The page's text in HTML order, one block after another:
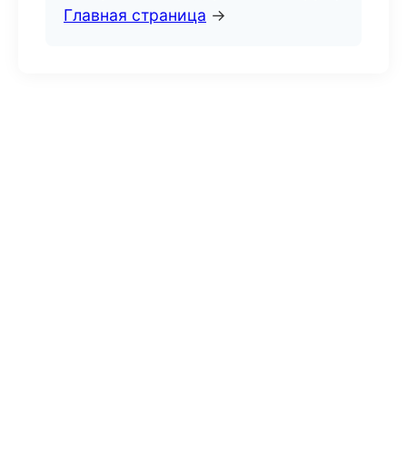
Главная страница →